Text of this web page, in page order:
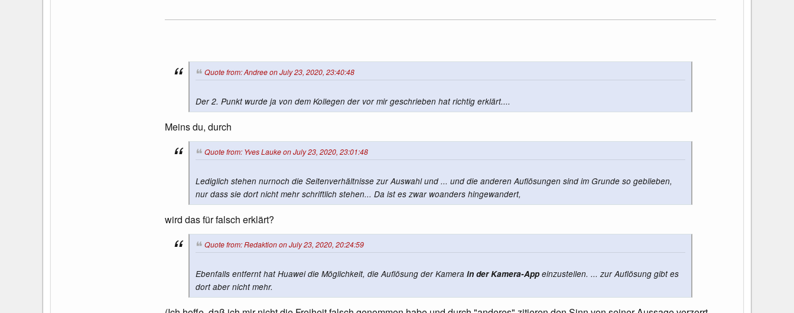
Quote from: Andree on July 23, 2020, 23:40:48
Der 2. Punkt wurde ja von dem Kollegen der vor mir geschrieben hat richtig erklärt....
Meins du, durch
Quote from: Yves Lauke on July 23, 2020, 23:01:48
Lediglich stehen nurnoch die Seitenverhältnisse zur Auswahl und ... und die anderen Auflösungen sind im Grunde so geblieben,
nur dass sie dort nicht mehr schriftlich stehen... Da ist es zwar woanders hingewandert,
wird das für falsch erklärt?
Quote from: Redaktion on July 23, 2020, 20:24:59
Ebenfalls entfernt hat Huawei die Möglichkeit, die Auflösung der Kamera in der Kamera-App einzustellen. ... zur Auflösung gibt es
dort aber nicht mehr.